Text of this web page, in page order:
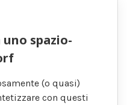
uno spazio-
(o quasi)
con questi